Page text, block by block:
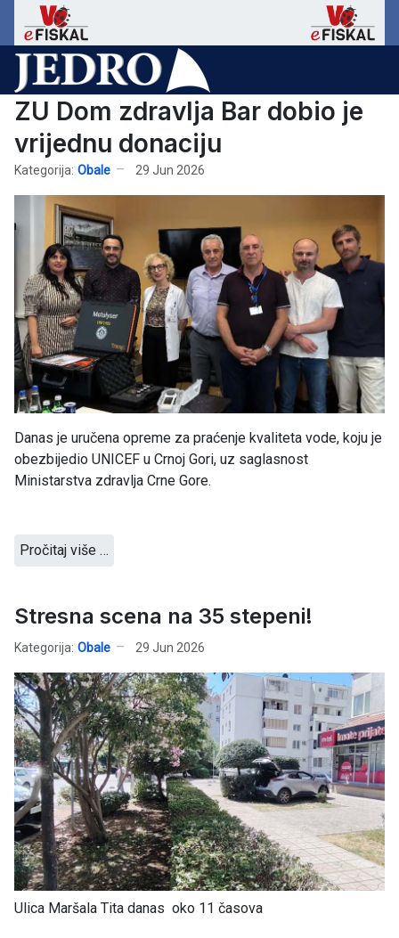
ZU Dom zdravlja Bar dobio je
vrijednu donaciju
Kategorija: Obale 29 Jun 2026
Danas je uručena opreme za praćenje kvaliteta vode, koju je
obezbijedio UNICEF u Crnoj Gori, uz saglasnost
Ministarstva zdravlja Crne Gore.
Pročitaj više …
Stresna scena na 35 stepeni!
Kategorija: Obale 29 Jun 2026
Ulica Maršala Tita danas oko 11 časova